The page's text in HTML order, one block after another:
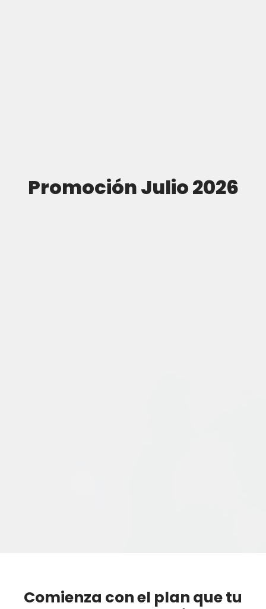
Promoción Julio 2026
Comienza con el plan que tu